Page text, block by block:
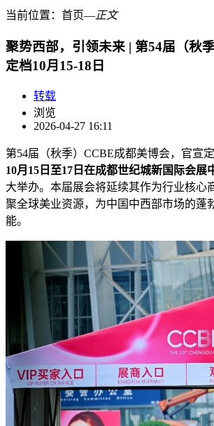
当前位置： 首页―正文
聚势西部，引领未来 | 第54届（秋
定档10月15-18日
转载
浏览
2026-04-27 16:11
第54届（秋季）CCBE成都美博会，官宣定
10月15日至17日在成都世纪城新国际会展
大举办。本届展会将延续其作为行业核心
聚全球美业资源，为中国中西部市场的蓬
能。